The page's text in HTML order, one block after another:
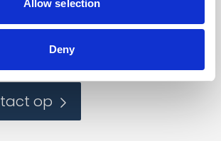
Allow selection
Deny
op